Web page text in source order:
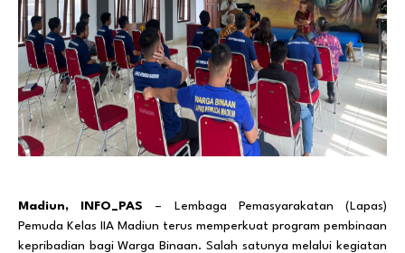
Madiun, INFO_PAS – Lembaga Pemasyarakatan (Lapas)
Pemuda Kelas IIA Madiun terus memperkuat program pembinaan
kepribadian bagi Warga Binaan. Salah satunya melalui kegiatan